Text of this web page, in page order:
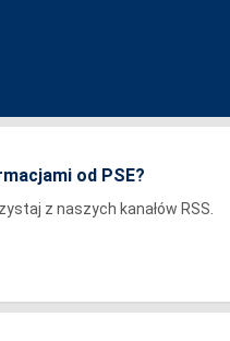
od PSE?
z naszych kanałów RSS.